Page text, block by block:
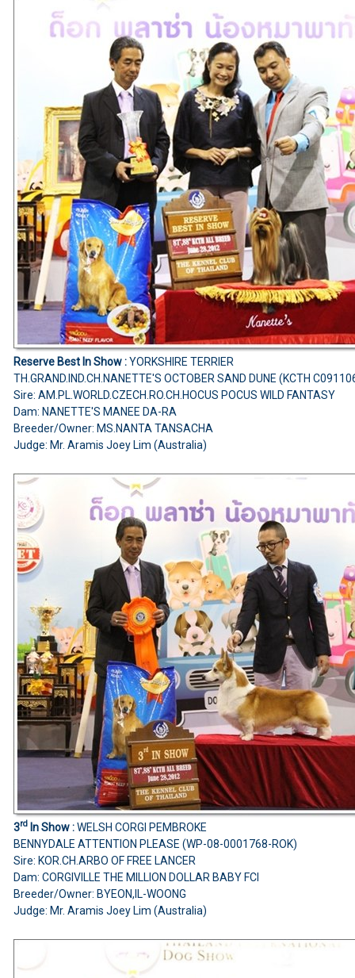
Reserve Best In Show :YORKSHIRE TERRIER
TH.GRAND.IND.CH.NANETTE'S OCTOBER SAND DUNE (KCTH
Sire: AM.PL.WORLD.CZECH.RO.CH.HOCUS POCUS WILD FANTASY
Dam: NANETTE'S MANEE DA-RA
Breeder/Owner: MS.NANTA TANSACHA
Judge: Mr. Aramis Joey Lim (Australia)
3rd In Show :WELSH CORGI PEMBROKE
BENNYDALE ATTENTION PLEASE (WP-08-0001768-ROK)
Sire: KOR.CH.ARBO OF FREE LANCER
Dam: CORGIVILLE THE MILLION DOLLAR BABY FCI
Breeder/Owner: BYEON,IL-WOONG
Judge: Mr. Aramis Joey Lim (Australia)